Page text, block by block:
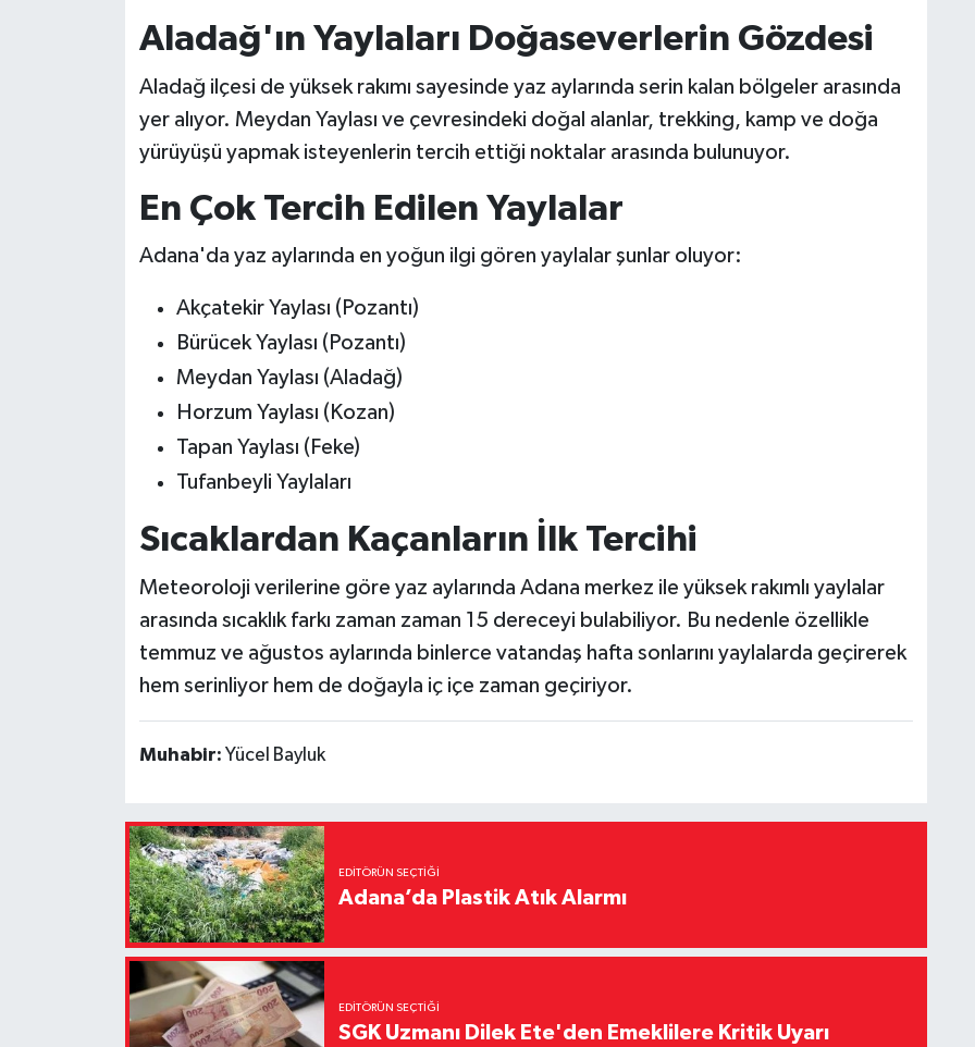
Aladağ'ın Yaylaları Doğaseverlerin Gözdesi
Aladağ ilçesi de yüksek rakımı sayesinde yaz aylarında serin kalan bölgeler arasında
yer alıyor. Meydan Yaylası ve çevresindeki doğal alanlar, trekking, kamp ve doğa
yürüyüşü yapmak isteyenlerin tercih ettiği noktalar arasında bulunuyor.
En Çok Tercih Edilen Yaylalar
Adana'da yaz aylarında en yoğun ilgi gören yaylalar şunlar oluyor:
Akçatekir Yaylası (Pozantı)
Bürücek Yaylası (Pozantı)
Meydan Yaylası (Aladağ)
Horzum Yaylası (Kozan)
Tapan Yaylası (Feke)
Tufanbeyli Yaylaları
Sıcaklardan Kaçanların İlk Tercihi
Meteoroloji verilerine göre yaz aylarında Adana merkez ile yüksek rakımlı yaylalar
arasında sıcaklık farkı zaman zaman 15 dereceyi bulabiliyor. Bu nedenle özellikle
temmuz ve ağustos aylarında binlerce vatandaş hafta sonlarını yaylalarda geçirerek
hem serinliyor hem de doğayla iç içe zaman geçiriyor.
Muhabir: Yücel Bayluk
EDITÖRÜN SEÇTIĞI
Adana’da Plastik Atık Alarmı
EDITÖRÜN SEÇTIĞI
SGK Uzmanı Dilek Ete'den Emeklilere Kritik Uyarı